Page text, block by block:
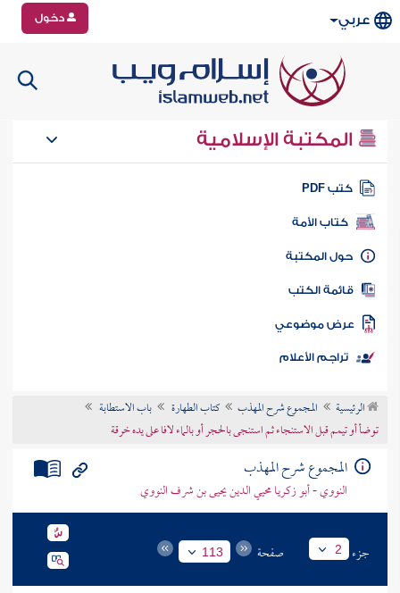
عربي دخول
المكتبة الإسلامية
كتب PDF
كتاب الأمة
المكتبة
الكتب
موضوعي
تراجم الأعلام
الرئيسية المجموع شرح المهذب كتاب الطهارة
باب الاستطابة
توضأ أو تيمم قبل الاستنجاء ثم استنجى بالحجر أو بالماء لافا على يده خرقة
المجموع شرح المهذب
النووي - أبو زكريا محيي الدين يحيى بن شرف النووي
جزء 2 صفحة 113